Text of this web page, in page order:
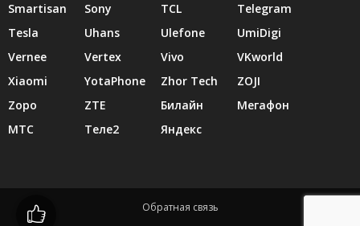
Smartisan
Sony TCL
Telegram
Tesla
Uhans Ulefone
UmiDigi
Vernee
Vertex Vivo
VKworld
Xiaomi
YotaPhone Zhor Tech
ZOJI
Zopo
ZTE Билайн
Мегафон
МТС
Теле2 Яндекс
Обратная связь